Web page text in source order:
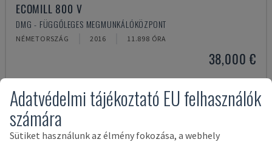
ECOMILL 800 V
DMG - FÜGGŐLEGES MEGMUNKÁLÓKÖZPONT
NÉMETORSZÁG 2016 11.898 ÓRA
38,000 €
Adatvédelmi tájékoztató EU felhasználók
számára
Sütiket használunk az élmény fokozása, a webhely